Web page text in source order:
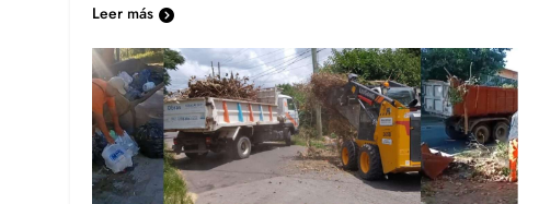
Leer más